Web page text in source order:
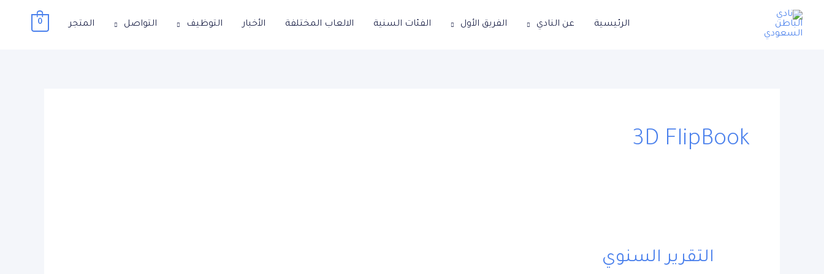
تخطي
الرئيسية عن النادي الفريق الأول الفئات السنية الالعاب المختلفة الأخبار التوظيف التواصل المتجر 0
3D FlipBook
التقرير السنوي
التقرير